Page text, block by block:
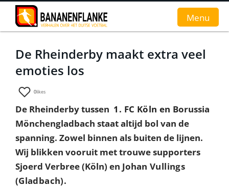
Home
Nieuws
Interviews
Groundhopverhalen
De fans
Achtergrond
Menu
De Rheinderby maakt extra veel
emoties los
0likes
De Rheinderby tussen 1. FC Köln en Borussia
Mönchengladbach staat altijd bol van de
spanning. Zowel binnen als buiten de lijnen.
Wij blikken vooruit met trouwe supporters
Sjoerd Verbree (Köln) en Johan Vullings
(Gladbach).